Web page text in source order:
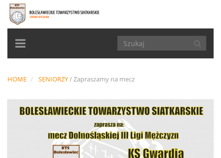
TOGGLE
NAVIGATION
HOME SENIORZY/Zapraszamy na mecz